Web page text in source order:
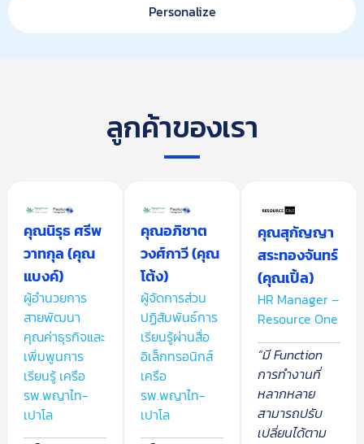
Personalize
ลูกค้าของเรา
คุณนิรุธ ศรีพ
วาทกุล (คุณ
แบงค์)
ผู้อำนวยการ
สายพัฒนา
คุณค่าธุรกิจและ
เพิ่มพูนการ
เรียนรู้ เครือ
รพ.พญาไท-
เปาโล
คุณอภิชาต
วงศ์กาวี (คุณ
โต้ง)
ผู้จัดการส่วน
ปฏิสัมพันธ์การ
เรียนรู้ผ่านสื่อ
อิเล็กทรอนิกส์
เครือ
รพ.พญาไท-
เปาโล
คุณสุกัญญา
สระทองจันทร์
(คุณเปิ้ล)
HR Manager –
Resource One
“มี Function
การทำงานที่
หลากหลาย
สามารถปรับ
เปลี่ยนได้ตาม